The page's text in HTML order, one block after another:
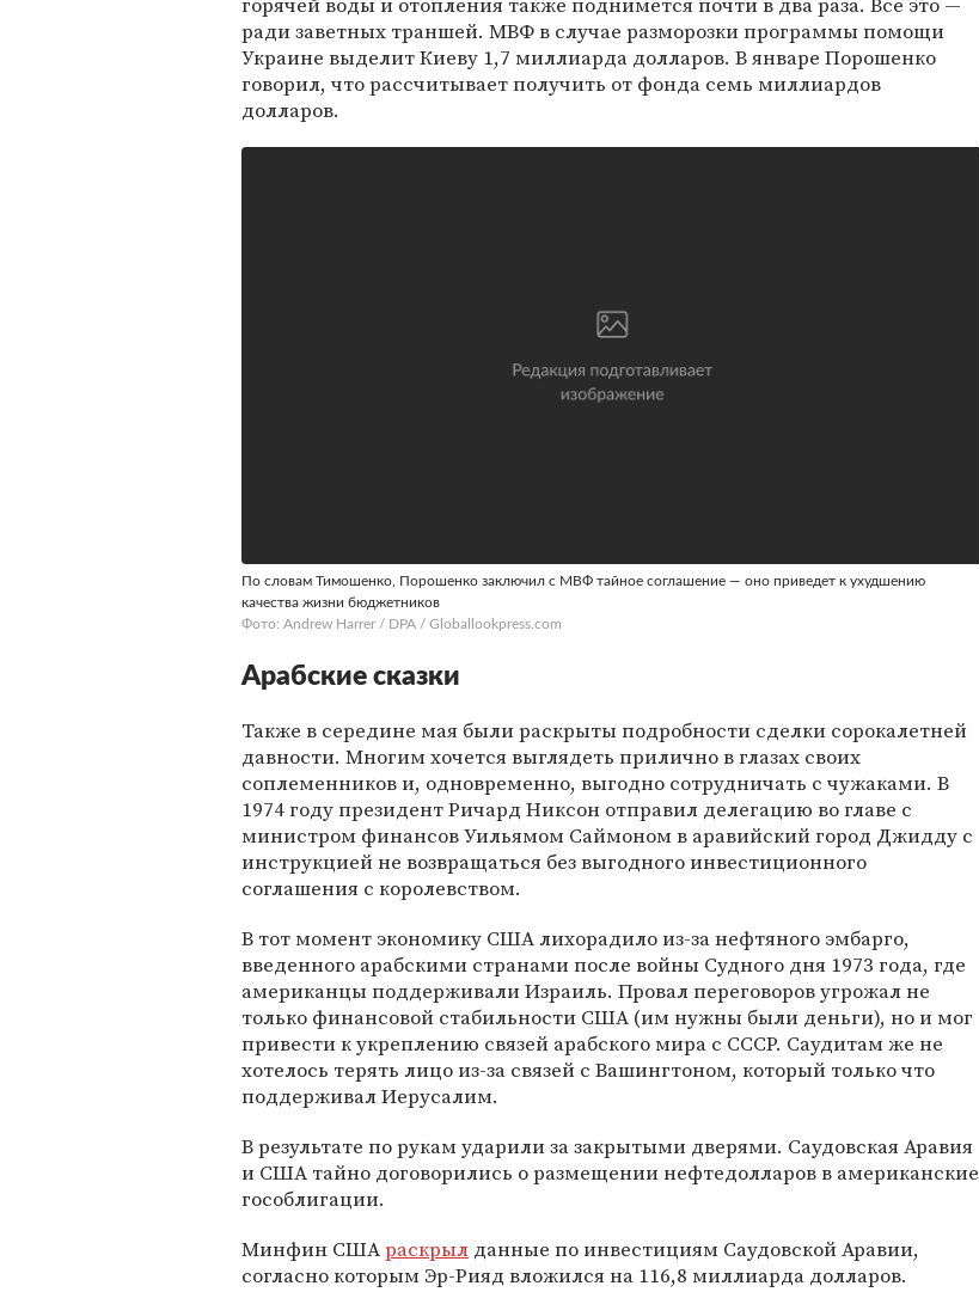
ради заветных траншей. МВФ в случае разморозки программы помощи
Украине выделит Киеву 1,7 миллиарда долларов. В январе Порошенко
говорил, что рассчитывает получить от фонда семь миллиардов
долларов.
По словам Тимошенко, Порошенко заключил с МВФ тайное соглашение — оно приведет к ухудшению
качества жизни бюджетников
Фото: Andrew Harrer / DPA / Globallookpress.com
Арабские сказки
Также в середине мая были раскрыты подробности сделки сорокалетней
давности. Многим хочется выглядеть прилично в глазах своих
соплеменников и, одновременно, выгодно сотрудничать с чужаками. В
1974 году президент Ричард Никсон отправил делегацию во главе с
министром финансов Уильямом Саймоном в аравийский город Джидду с
инструкцией не возвращаться без выгодного инвестиционного
соглашения с королевством.
В тот момент экономику США лихорадило из-за нефтяного эмбарго,
введенного арабскими странами после войны Судного дня 1973 года, где
американцы поддерживали Израиль. Провал переговоров угрожал не
только финансовой стабильности США (им нужны были деньги), но и мог
привести к укреплению связей арабского мира с СССР. Саудитам же не
хотелось терять лицо из-за связей с Вашингтоном, который только что
поддерживал Иерусалим.
В результате по рукам ударили за закрытыми дверями. Саудовская Аравия
и США тайно договорились о размещении нефтедолларов в американские
гособлигации.
Минфин СШАраскрыл данные по инвестициям Саудовской Аравии,
согласно которым Эр-Рияд вложился на 116,8 миллиарда долларов.